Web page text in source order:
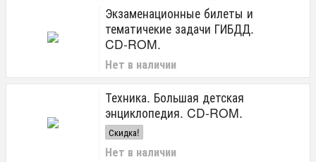
Экзаменационные билеты и
тематичекие задачи ГИБДД.
CD-ROM.
Нет в наличии
Техника. Большая детская
энциклопедия. CD-ROM.
Скидка!
Нет в наличии